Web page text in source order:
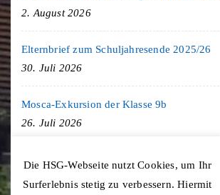
2. August 2026
Elternbrief zum Schuljahresende 2025/26
30. Juli 2026
Mosca-Exkursion der Klasse 9b
26. Juli 2026
Freiburg-Exkursion des Geschichte LK
20. Juli 2026
Die HSG-Webseite nutzt Cookies, um Ihr
Surferlebnis stetig zu verbessern. Hiermit